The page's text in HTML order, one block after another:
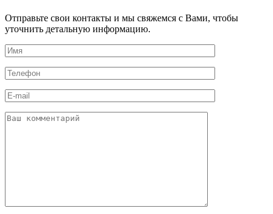
Отправьте свои контакты и мы свяжемся с Вами, чтобы
уточнить детальную информацию.